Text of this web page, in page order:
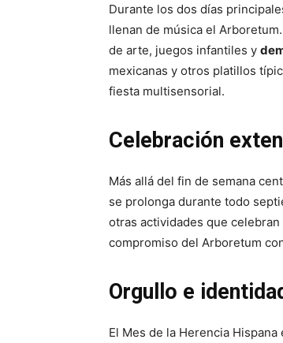
Durante los dos días
llenan de música el
de arte, juegos infantiles y
mexicanas y otros platillos
fiesta multisensorial.
Celebración
Más allá del fin de semana
se prolonga durante todo
otras actividades que
compromiso del Arboretum
Orgullo e
El Mes de la Herencia